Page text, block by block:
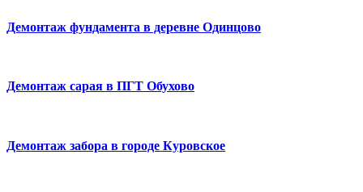
Демонтаж фундамента в деревне Одинцово
Демонтаж сарая в ПГТ Обухово
Демонтаж забора в городе Куровское